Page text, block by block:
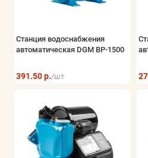
Станция водоснабжения
автоматическая DGM BP-1500
391.50 р./шт